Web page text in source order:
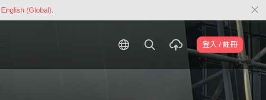
English (Global).
登入 / 註冊